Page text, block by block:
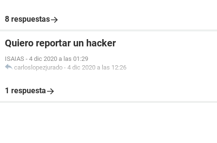
8 respuestas
Quiero reportar un hacker
ISAIAS - 4 dic 2020 a las 01:29
carloslopezjurado - 4 dic 2020 a las 12:26
1 respuesta